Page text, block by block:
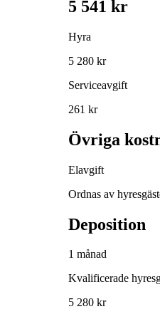
5 541 kr
Hyra
5 280 kr
Serviceavgift
261 kr
Övriga
Elavgift
Ordnas av
Deposition
1 månad
Kvalificerade
5 280 kr